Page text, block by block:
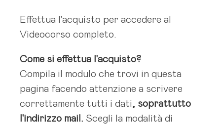
Effettua l'acquisto per accedere al
Videocorso completo.
Come si effettua l'acquisto?
Compila il modulo che trovi in questa
pagina facendo attenzione a scrivere
correttamente tutti i dati, soprattutto
l'indirizzo mail. Scegli la modalità di